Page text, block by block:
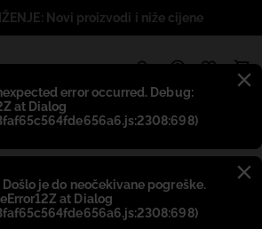
error occurred. Debug:
at Dialog
je do neočekivane pogreške.
at Dialog
Novi proizvodi i niže cijene